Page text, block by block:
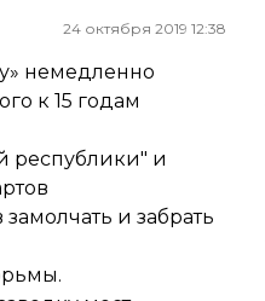
24 октября 2019 12:38
немедленно
к 15 годам
республики" и
и забрать
.